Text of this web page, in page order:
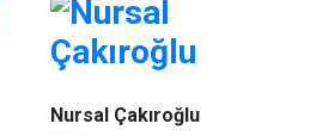
Nursal Çakıroğlu